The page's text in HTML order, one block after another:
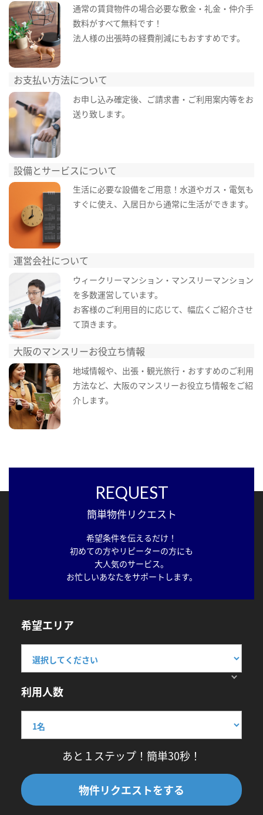
通常の賃貸物件の場合必要な敷金・礼金・仲介手
数料がすべて無料です！
法人様の出張時の経費削減にもおすすめです。
お支払い方法について
お申し込み確定後、ご請求書・ご利用案内等をお
送り致します。
設備とサービスについて
生活に必要な設備をご用意！水道やガス・電気も
すぐに使え、入居日から通常に生活ができます。
運営会社について
ウィークリーマンション・マンスリーマンション
を多数運営しています。
お客様のご利用目的に応じて、幅広くご紹介させ
て頂きます。
大阪のマンスリーお役立ち情報
地域情報や、出張・観光旅行・おすすめのご利用
方法など、大阪のマンスリーお役立ち情報をご紹
介します。
REQUEST
簡単物件リクエスト
希望条件を伝えるだけ！
初めての方やリピーターの方にも
大人気のサービス。
お忙しいあなたをサポートします。
希望エリア
利用人数
あと１ステップ！簡単30秒！
物件リクエストをする